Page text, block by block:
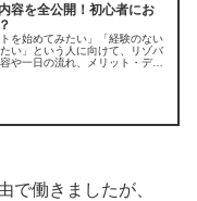
容を全公開！初心者にお
を始めてみたい」「経験のない
い」という人に向けて、リゾバ
や一日の流れ、メリット・デメ
で働きましたが、